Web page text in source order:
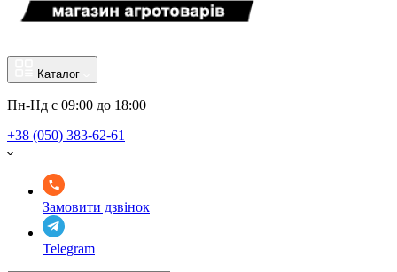
Каталог
Пн-Нд с 09:00 до 18:00
+38 (050) 383-62-61
Замовити дзвінок
Telegram